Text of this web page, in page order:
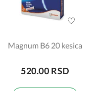
Magnum B6 20 kesica
520.00 RSD